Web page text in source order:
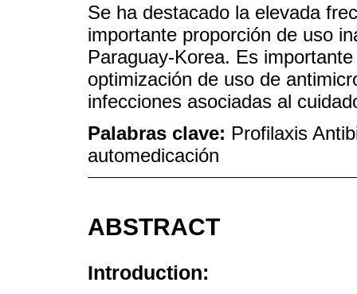
Se ha destacado la elevada
importante proporción de uso
Paraguay-Korea. Es
optimización de uso de
infecciones asociadas al
Palabras clave: Profilaxis
automedicación
ABSTRACT
Introduction: